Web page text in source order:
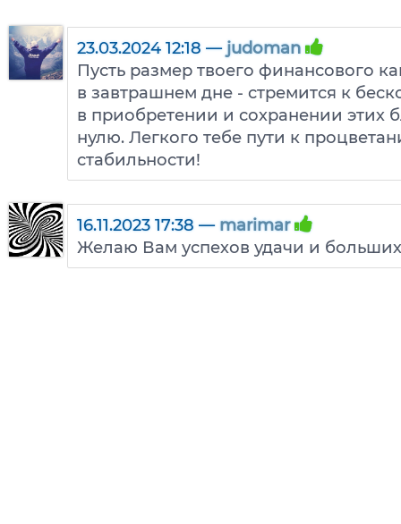
23.03.2024 12:18 — judoman
Пусть размер твоего финансового
в завтрашнем дне - стремится к
в приобретении и сохранении этих
нулю. Легкого тебе пути к
стабильности!
16.11.2023 17:38 — marimar
Желаю Вам успехов удачи и